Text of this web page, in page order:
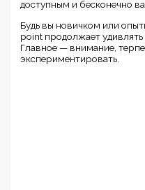
доступным и бесконечно
Будь вы новичком или
point продолжает
Главное — внимание,
экспериментировать.